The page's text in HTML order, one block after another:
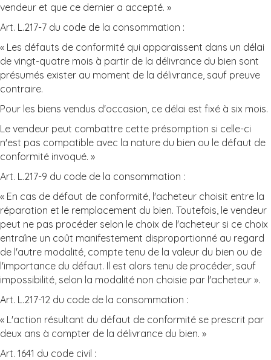
vendeur et que ce dernier a accepté. »
Art. L.217-7 du code de la consommation :
« Les défauts de conformité qui apparaissent dans un délai
de vingt-quatre mois à partir de la délivrance du bien sont
présumés exister au moment de la délivrance, sauf preuve
contraire.
Pour les biens vendus d'occasion, ce délai est fixé à six mois.
Le vendeur peut combattre cette présomption si celle-ci
n'est pas compatible avec la nature du bien ou le défaut de
conformité invoqué. »
Art. L.217-9 du code de la consommation :
« En cas de défaut de conformité, l'acheteur choisit entre la
réparation et le remplacement du bien. Toutefois, le vendeur
peut ne pas procéder selon le choix de l'acheteur si ce choix
entraîne un coût manifestement disproportionné au regard
de l'autre modalité, compte tenu de la valeur du bien ou de
l'importance du défaut. Il est alors tenu de procéder, sauf
impossibilité, selon la modalité non choisie par l'acheteur ».
Art. L.217-12 du code de la consommation :
« L'action résultant du défaut de conformité se prescrit par
deux ans à compter de la délivrance du bien. »
Art. 1641 du code civil :